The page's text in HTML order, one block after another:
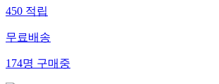
450적립
무료배송
174명구매중